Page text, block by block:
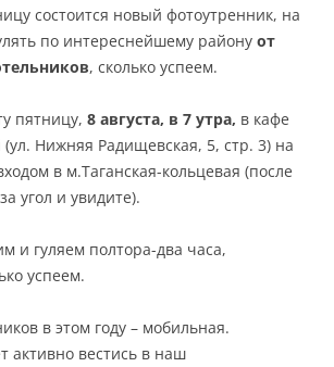
состоится новый фотоутренник, на
по интереснейшему району от
, сколько успеем.
пятницу, 8 августа, в 7 утра, в кафе
(ул. Нижняя Радищевская, 5, стр. 3) на
в м.Таганская-кольцевая (после
угол и увидите).
и гуляем полтора-два часа,
успеем.
в этом году – мобильная.
активно вестись в наш